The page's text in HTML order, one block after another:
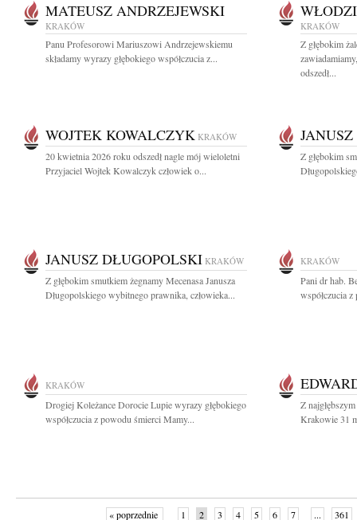
MATEUSZ ANDRZEJEWSKI
KRAKÓW
Panu Profesorowi Mariuszowi Andrzejewskiemu
składamy wyrazy głębokiego współczucia z...
KRAKÓW
Z głębokim
odszedł...
WOJTEK KOWALCZYK KRAKÓW
20 kwietnia 2026 roku odszedł nagle mój wieloletni
Przyjaciel Wojtek Kowalczyk człowiek o...
Z głębokim
JANUSZ DŁUGOPOLSKI KRAKÓW
Z głębokim smutkiem żegnamy Mecenasa Janusza
Długopolskiego wybitnego prawnika, człowieka...
KRAKÓW
Pani dr hab.
współczucia
KRAKÓW
Drogiej Koleżance Dorocie Lupie wyrazy głębokiego
współczucia z powodu śmierci Mamy...
Z
Krakowie 31
« poprzednie 1 2 3 4 5 6 7 ... 361